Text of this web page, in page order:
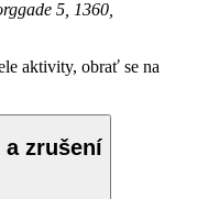
5, 1360,
aktivity, obrať se na
a zrušení